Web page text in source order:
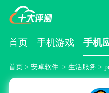
首页 手机游戏 手机
首页> 安卓软件 > 生活服务 >